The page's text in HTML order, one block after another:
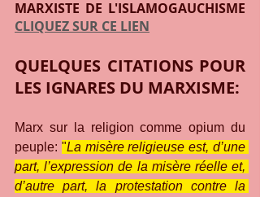
CLIQUEZ SUR CE LIEN
QUELQUES CITATIONS POUR
LES IGNARES DU MARXISME:
Marx sur la religion comme opium du
peuple: "La misère religieuse est, d’une
part, l’expression de la misère réelle et,
d’autre part, la protestation contre la